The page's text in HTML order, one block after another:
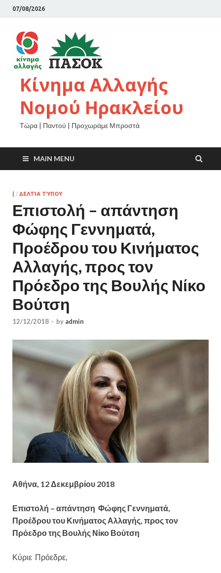
07/08/2026
Κίνημα Αλλαγής
Νομού Ηρακλείου
Τώρα | Παντού | Προχωράμε Μπροστά
MAIN MENU
/ ΔΕΛΤΊΑ ΤΎΠΟΥ
Επιστολή – απάντηση
Φώφης Γεννηματά,
Προέδρου του Κινήματος
Αλλαγής, προς τον
Πρόεδρο της Βουλής Νίκο
Βούτση
12/12/2018 - by admin
Αθήνα, 12 Δεκεμβρίου 2018
Επιστολή – απάντηση Φώφης Γεννηματά,
Προέδρου του Κινήματος Αλλαγής, προς τον
Πρόεδρο της Βουλής Νίκο Βούτση
Κύριε Πρόεδρε,